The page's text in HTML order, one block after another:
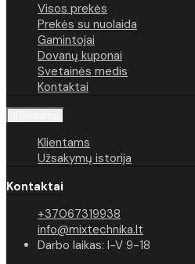
Visos prekės
Prekės su nuolaida
Gamintojai
Dovanų kuponai
Svetainės medis
Kontaktai
Klientams
Užsakymų istorija
Kontaktai
+37067319938
info@mixtechnika.lt
Darbo laikas: I-V 9-18